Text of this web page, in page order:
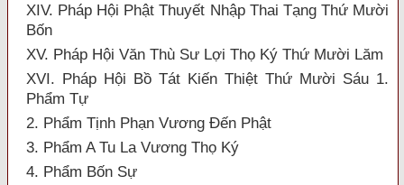
XIV. Pháp Hội Phật Thuyết Nhập Thai Tạng Thứ Mười
Bốn
XV. Pháp Hội Văn Thù Sư Lợi Thọ Ký Thứ Mười Lăm
XVI. Pháp Hội Bồ Tát Kiến Thiệt Thứ Mười Sáu 1.
Phẩm Tự
2. Phẩm Tịnh Phạn Vương Đến Phật
3. Phẩm A Tu La Vương Thọ Ký
4. Phẩm Bốn Sự